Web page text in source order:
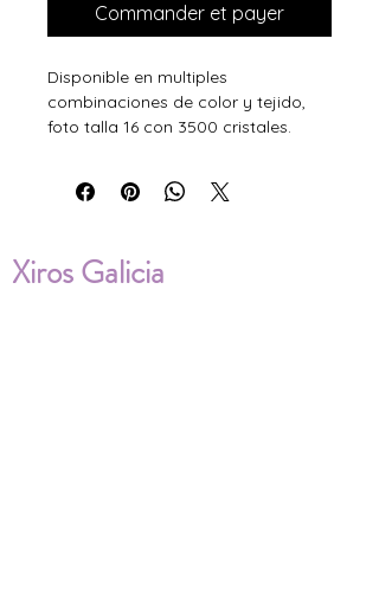
Commander et payer
Disponible en multiples
combinaciones de color y tejido,
foto talla 16 con 3500 cristales.
Xiros Galicia